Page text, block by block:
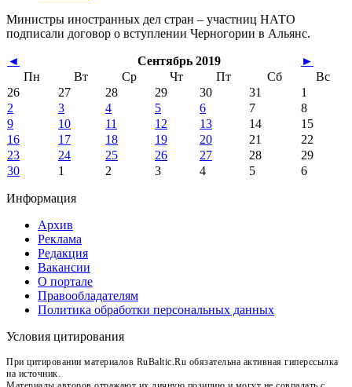
Министры иностранных дел стран – участниц НАТО
подписали договор о вступлении Черногории в Альянс.
◄ Сентябрь 2019
►
Пн
Вт Ср Чт Пт Сб
Вс
26
27 28 29 30 31
1
2
3 4 5 6 7
8
9
10 11 12 13 14
15
16
17 18 19 20 21
22
23
24 25 26 27 28
29
30
1 2 3 4 5 6
Информация
Архив
Реклама
Редакция
Вакансии
О портале
Правообладателям
Политика обработки персональных данных
Условия цитирования
При цитировании материалов RuBaltic.Ru обязательна активная гиперссылка
на источник.